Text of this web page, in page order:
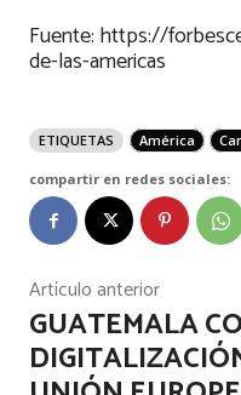
Fuente: https://
de-las-americas
ETIQUETAS América
compartir en redes sociales:
Artículo anterior
GUATEMALA